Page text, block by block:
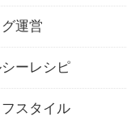
運営
ーレシピ
スタイル